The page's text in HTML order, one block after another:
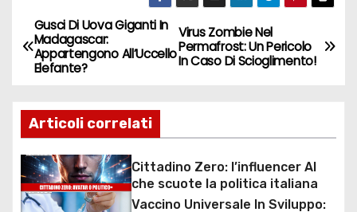
N
a
i
g
a
Virus Zombie Nel
Permafrost: Un Pericolo
In Caso Di Scioglimento!
Gusci Di Uova Giganti In
Madagascar:
Appartengono All’Uccello
Elefante?
Articoli correlati
Cittadino Zero: l’influencer AI
che scuote la politica italiana
Vaccino Universale In Sviluppo: